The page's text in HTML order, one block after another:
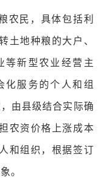
农民，具体包括利
土地种粮的大户、
等新型农业经营主
化服务的个人和组
由县级结合实际确
农资价格上涨成本
和组织，根据签订
。